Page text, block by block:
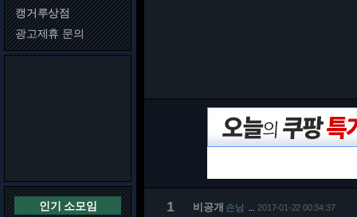
캥거루상점
광고제휴 문의
인기 소모임 1 비공개 손님 2017-01-22 00:34:37